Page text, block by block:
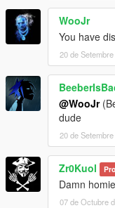
WooJr
You have
20 de
@WooJr
dude
20 de
Zr0Kuol
Damn
07 de Octubre